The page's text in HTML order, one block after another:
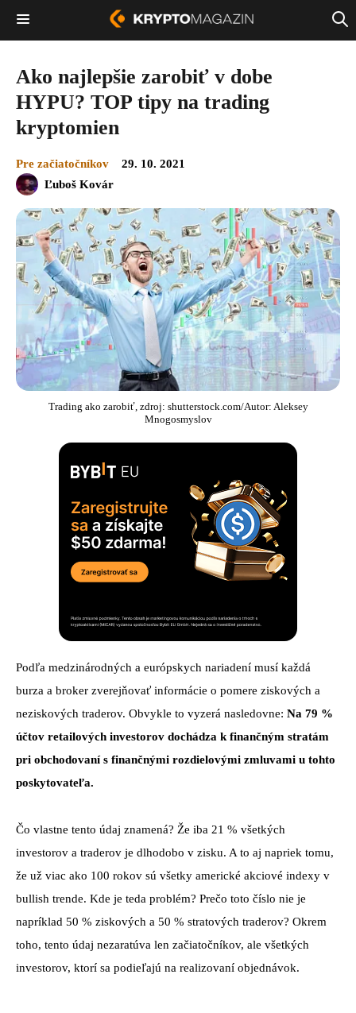
Ako najlepšie zarobiť v dobe
HYPU? TOP tipy na trading
kryptomien
Pre začiatočníkov
29. 10. 2021
Ľuboš Kovár
Trading ako zarobiť, zdroj: shutterstock.com/Autor: Aleksey
Mnogosmyslov
Podľa medzinárodných a európskych nariadení musí každá
burza a broker zverejňovať informácie o pomere ziskových a
neziskových traderov. Obvykle to vyzerá nasledovne: Na 79 %
účtov retailových investorov dochádza k finančným stratám
pri obchodovaní s finančnými rozdielovými zmluvami u tohto
poskytovateľa.
Čo vlastne tento údaj znamená? Že iba 21 % všetkých
investorov a traderov je dlhodobo v zisku. A to aj napriek tomu,
že už viac ako 100 rokov sú všetky americké akciové indexy v
bullish trende. Kde je teda problém? Prečo toto číslo nie je
napríklad 50 % ziskových a 50 % stratových traderov? Okrem
toho, tento údaj nezaratúva len začiatočníkov, ale všetkých
investorov, ktorí sa podieľajú na realizovaní objednávok.